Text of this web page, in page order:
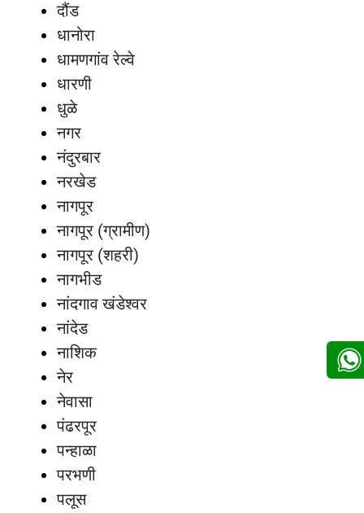
दौंड
धानोरा
धामणगांव रेल्वे
धारणी
धुळे
नगर
नंदुरबार
नरखेड
नागपूर
नागपूर (ग्रामीण)
नागपूर (शहरी)
नागभीड
नांदगाव खंडेश्वर
नांदेड
नाशिक
नेर
नेवासा
पंढरपूर
पन्हाळा
परभणी
पलूस